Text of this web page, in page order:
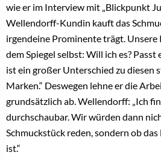
wie er im Interview mit „Blickpunkt
Wellendorff-Kundin kauft das
irgendeine Prominente trägt.
dem Spiegel selbst: Will ich es? Passt
ist ein großer Unterschied zu diesen
Marken.“ Deswegen lehne er die
grundsätzlich ab. Wellendorff: „Ich
durchschaubar. Wir würden dann
Schmuckstück reden, sondern ob
ist.“